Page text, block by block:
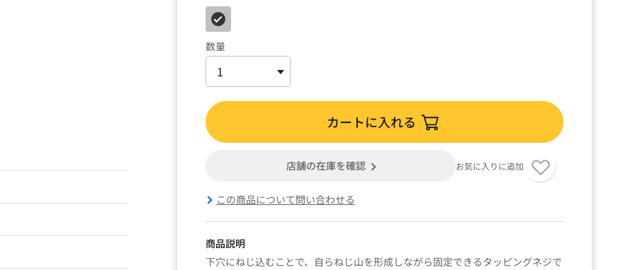
数量
カートに入れる
店舗の在庫を確認 お気に入りに追加
この商品について問い合わせる
商品説明
下穴にねじ込むことで、自らねじ山を形成しながら固定できるタッピングネジで